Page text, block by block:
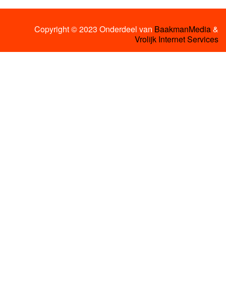
Copyright © 2023 Onderdeel van BaakmanMedia&
Vrolijk Internet Services